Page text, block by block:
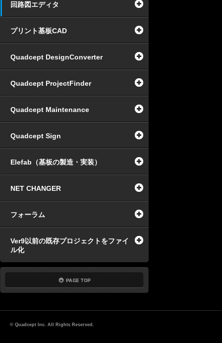
回路図エディタ
プリント基板CAD
Quadcept DesignConverter
Quadcept ProjectFinder
Quadcept Maintenance
Quadcept Sign
Elefab（基板の製造・実装）
NET CHANGER
フォーラム
Ver9以前の既存プロジェクトをファイ
ル化
© Quadcept Inc. All Rights Reserved.